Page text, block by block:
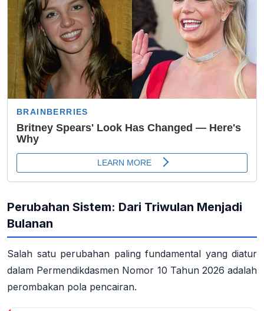
Perubahan Sistem: Dari Triwulan Menjadi
Bulanan
Salah satu perubahan paling fundamental yang diatur
dalam Permendikdasmen Nomor 10 Tahun 2026 adalah
perombakan pola pencairan.